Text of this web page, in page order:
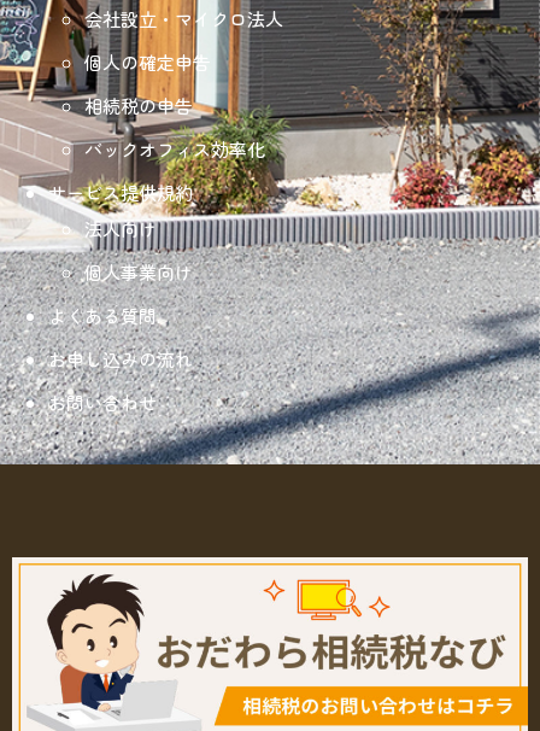
会社設立・マイクロ法人
個人の確定申告
相続税の申告
バックオフィス効率化
サービス提供規約
法人向け
個人事業向け
よくある質問
お申し込みの流れ
お問い合わせ